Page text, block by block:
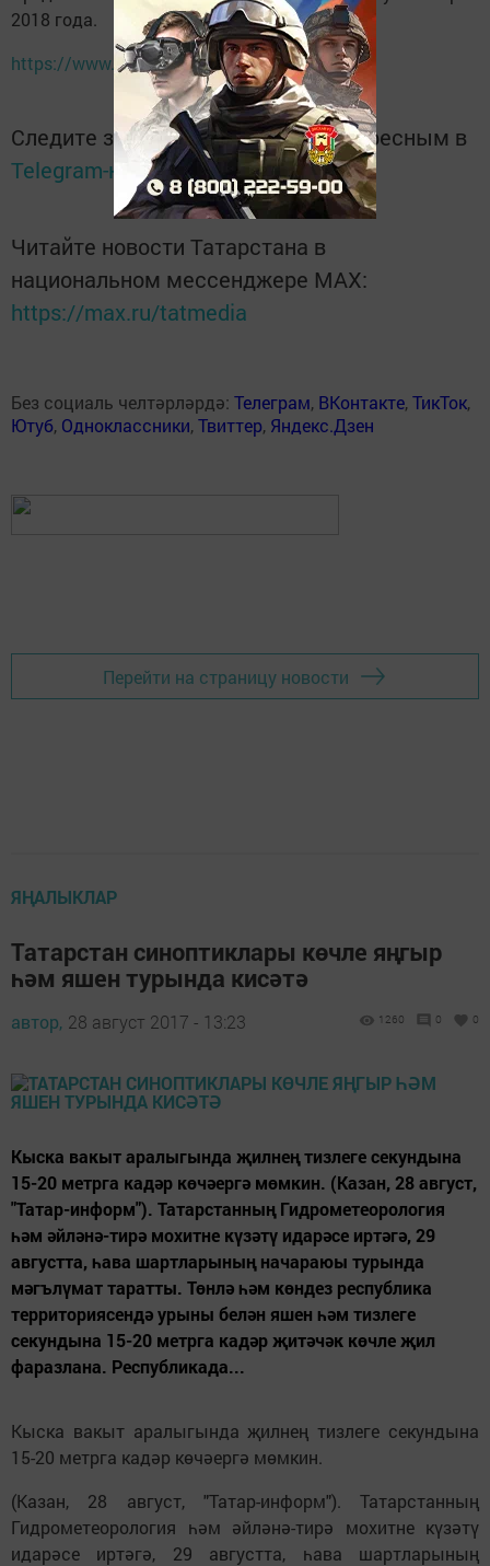
2018 года.
https://www.gazeta.ru
Следите за самым важным и интересным в
Telegram-канале Татмедиа
Читайте новости Татарстана в
национальном мессенджере MАХ:
https://max.ru/tatmedia
Без социаль челтәрләрдә: Телеграм, ВКонтакте,ТикТок,
Ютуб, Одноклассники,Твиттер, Яндекс.Дзен
Перейти на страницу новости
ЯҢАЛЫКЛАР
Татарстан синоптиклары көчле яңгыр
һәм яшен турында кисәтә
автор, 28 август 2017 - 13:23 1260 0 0
Кыска вакыт аралыгында җилнең тизлеге секундына
15-20 метрга кадәр көчәергә мөмкин. (Казан, 28 август,
"Татар-информ"). Татарстанның Гидрометеорология
һәм әйләнә-тирә мохитне күзәтү идарәсе иртәгә, 29
августта, һава шартларының начараюы турында
мәгълүмат таратты. Төнлә һәм көндез республика
территориясендә урыны белән яшен һәм тизлеге
секундына 15-20 метрга кадәр җитәчәк көчле җил
фаразлана. Республикада...
Кыска вакыт аралыгында җилнең тизлеге секундына
15-20 метрга кадәр көчәергә мөмкин.
(Казан, 28 август, "Татар-информ"). Татарстанның
Гидрометеорология һәм әйләнә-тирә мохитне күзәтү
идарәсе иртәгә, 29 августта, һава шартларының